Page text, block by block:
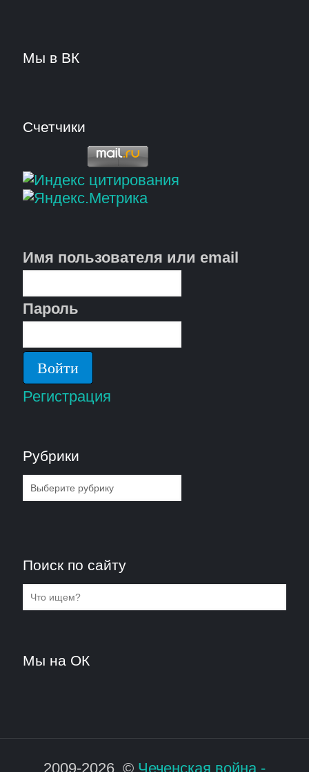
Мы в ВК
Счетчики
Имя пользователя или email
Пароль
Регистрация
Рубрики
Рубрики
Поиск по сайту
Мы на ОК
2009-2026. © Чеченская война -